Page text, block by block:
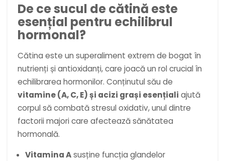
De ce sucul de cătină este
esențial pentru echilibrul
hormonal?
Cătina este un superaliment extrem de bogat în
nutrienți și antioxidanți, care joacă un rol crucial în
echilibrarea hormonilor. Conținutul său de
vitamine (A, C, E) și acizi grași esențiali ajută
corpul să combată stresul oxidativ, unul dintre
factorii majori care afectează sănătatea
hormonală.
Vitamina Asusține funcția glandelor